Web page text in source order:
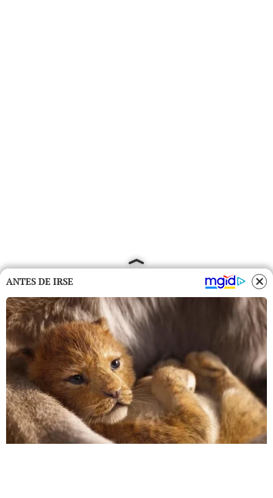
ANTES DE IRSE